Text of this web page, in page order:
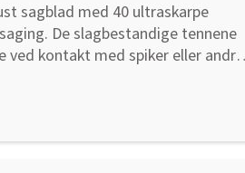
sagblad med 40 ultraskarpe
De slagbestandige tennene
ved kontakt med spiker eller andre
risiko for skader ved kontakt med
216 mm Boringsdiameter: 30